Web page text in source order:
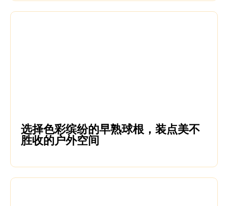
选择色彩缤纷的早熟球根，装点美不
胜收的户外空间